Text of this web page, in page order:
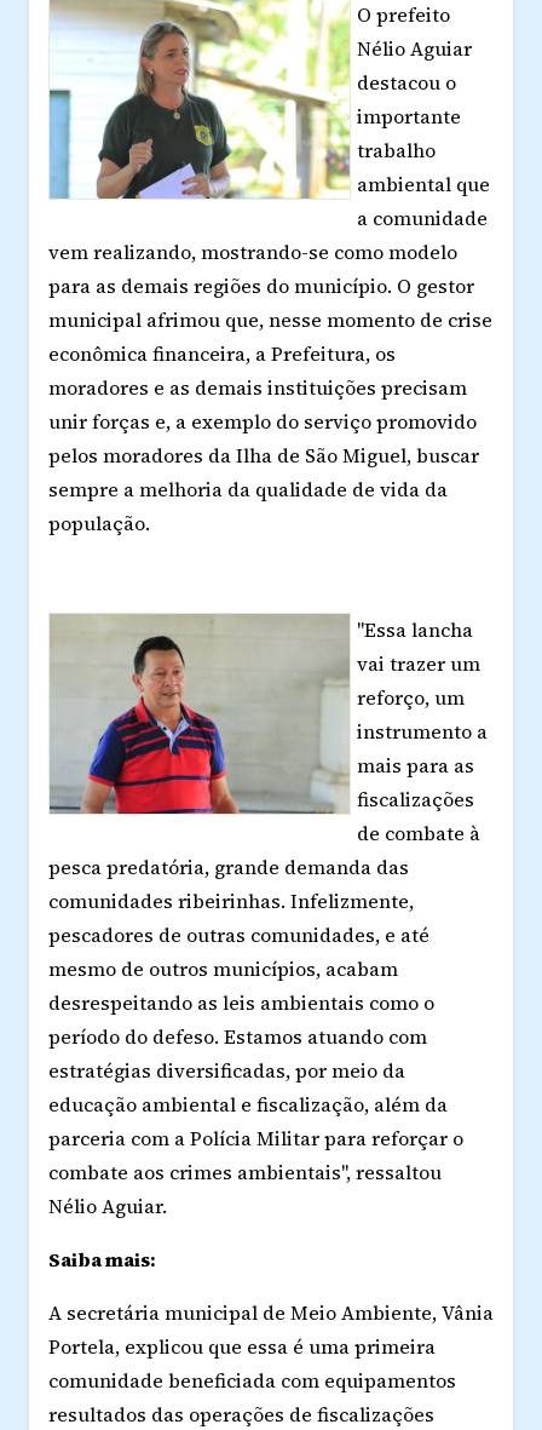
O prefeito
Nélio Aguiar
destacou o
importante
trabalho
ambiental que
a comunidade
vem realizando, mostrando-se como modelo
para as demais regiões do município. O gestor
municipal afrimou que, nesse momento de crise
econômica financeira, a Prefeitura, os
moradores e as demais instituições precisam
unir forças e, a exemplo do serviço promovido
pelos moradores da Ilha de São Miguel, buscar
sempre a melhoria da qualidade de vida da
população.
"Essa lancha
vai trazer um
reforço, um
instrumento a
mais para as
fiscalizações
de combate à
pesca predatória, grande demanda das
comunidades ribeirinhas. Infelizmente,
pescadores de outras comunidades, e até
mesmo de outros municípios, acabam
desrespeitando as leis ambientais como o
período do defeso. Estamos atuando com
estratégias diversificadas, por meio da
educação ambiental e fiscalização, além da
parceria com a Polícia Militar para reforçar o
combate aos crimes ambientais", ressaltou
Nélio Aguiar.
Saiba mais:
A secretária municipal de Meio Ambiente, Vânia
Portela, explicou que essa é uma primeira
comunidade beneficiada com equipamentos
resultados das operações de fiscalizações